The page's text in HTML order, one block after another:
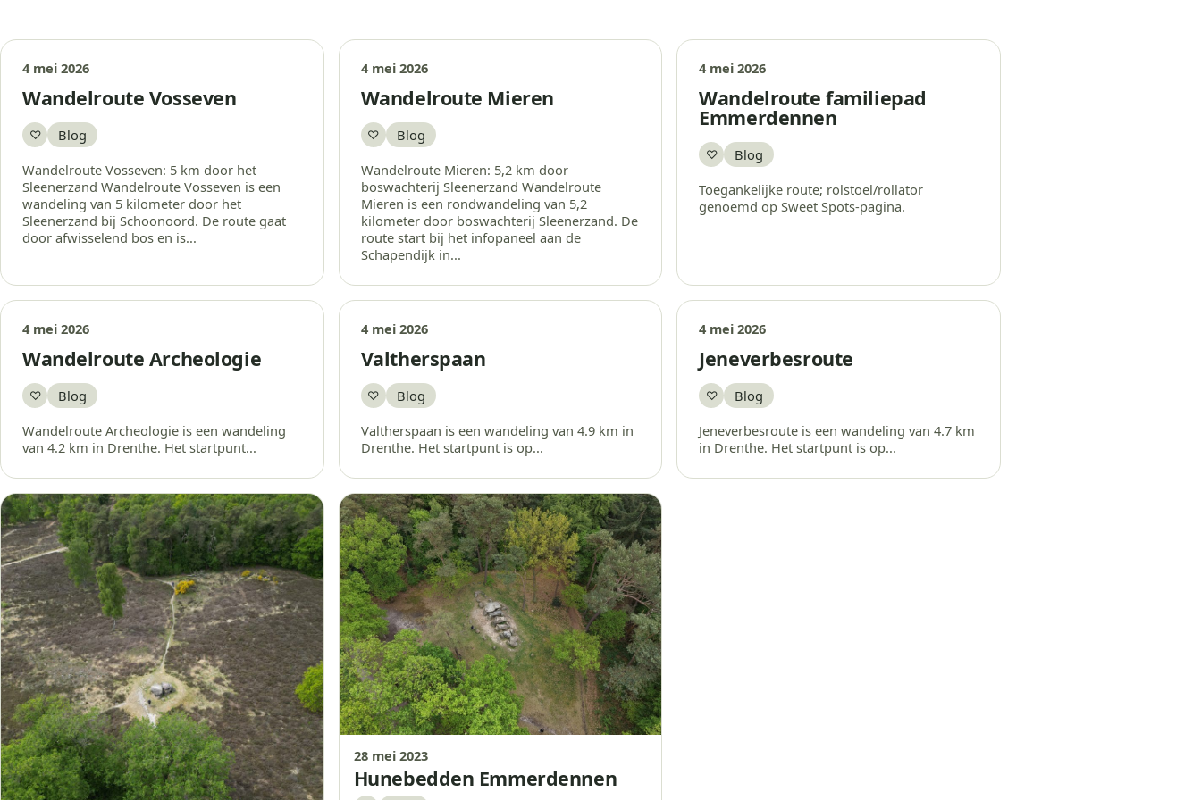
4 mei 2026
Wandelroute Vosseven
♡
Bewaar
Blog
Wandelroute Vosseven: 5 km door het
Sleenerzand Wandelroute Vosseven is een
wandeling van 5 kilometer door het
Sleenerzand bij Schoonoord. De route gaat
door afwisselend bos en is...
4 mei 2026
Wandelroute Mieren
♡Bewaar
Blog
Wandelroute Mieren: 5,2 km door
boswachterij Sleenerzand Wandelroute
Mieren is een rondwandeling van 5,2
kilometer door boswachterij Sleenerzand. De
route start bij het infopaneel aan de
Schapendijk in...
4 mei 2026
Wandelroute familiepad
Emmerdennen
♡
Bewaar
Blog
Toegankelijke route; rolstoel/rollator
genoemd op Sweet Spots-pagina.
4 mei 2026
Wandelroute Archeologie
♡
Bewaar
Blog
Wandelroute Archeologie is een wandeling
van 4.2 km in Drenthe. Het startpunt...
4 mei 2026
Valtherspaan
♡Bewaar
Blog
Valtherspaan is een wandeling van 4.9 km in
Drenthe. Het startpunt is op...
4 mei 2026
Jeneverbesroute
♡
Bewaar
Blog
Jeneverbesroute is een wandeling van 4.7 km
in Drenthe. Het startpunt is op...
28 mei 2023
Hunebedden Emmerdennen